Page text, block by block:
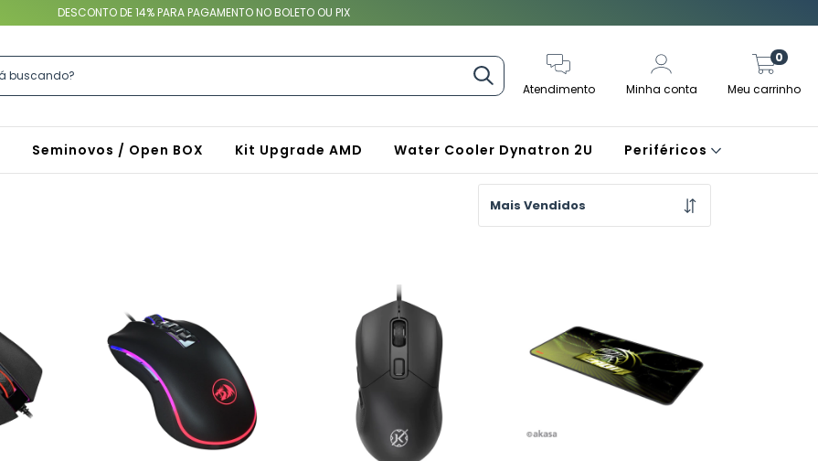
DESCONTO DE 14% PARA PAGAMENTO NO BOLETO OU PIX
Atendimento Minha conta Meu carrinho
0
Seminovos / Open BOX Kit Upgrade AMD Water Cooler Dynatron 2U Periféricos